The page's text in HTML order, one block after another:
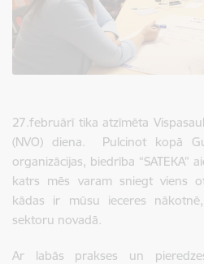
27.februārī tika atzīmēta
(NVO) diena. Pulcinot kopā
organizācijas, biedrība “SATEKA”
katrs mēs varam sniegt viens
kādas ir mūsu ieceres
sektoru novadā.
Ar labās prakses un